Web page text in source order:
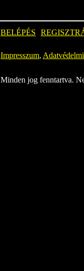
BELÉPÉS
Impresszum,
Minden jog fenntartva.